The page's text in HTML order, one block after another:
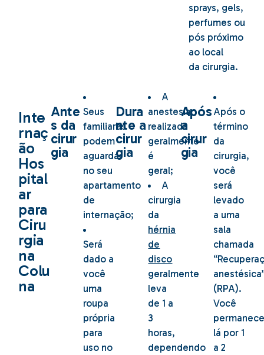
sprays, gels,
perfumes ou
pós próximo
ao local
da cirurgia.
Inte
rnaç
ão
Hos
pital
ar
para
Ciru
rgia
na
Colu
na
Ante
s da
cirur
gia
Seus
familiares
podem
aguardar
no seu
apartamento
de
internação;
Será
dado a
você
uma
roupa
própria
para
uso no
Dura
nte a
cirur
gia
A
anestesia
realizada
geralmente
é
geral;
A
cirurgia
da
hérnia
de
disco
geralmente
leva
de 1 a
3
horas,
dependendo
Após
a
cirur
gia
Após o
término
da
cirurgia,
você
será
levado
a uma
sala
chamada
(RPA).
Você
lá por 1
a 2